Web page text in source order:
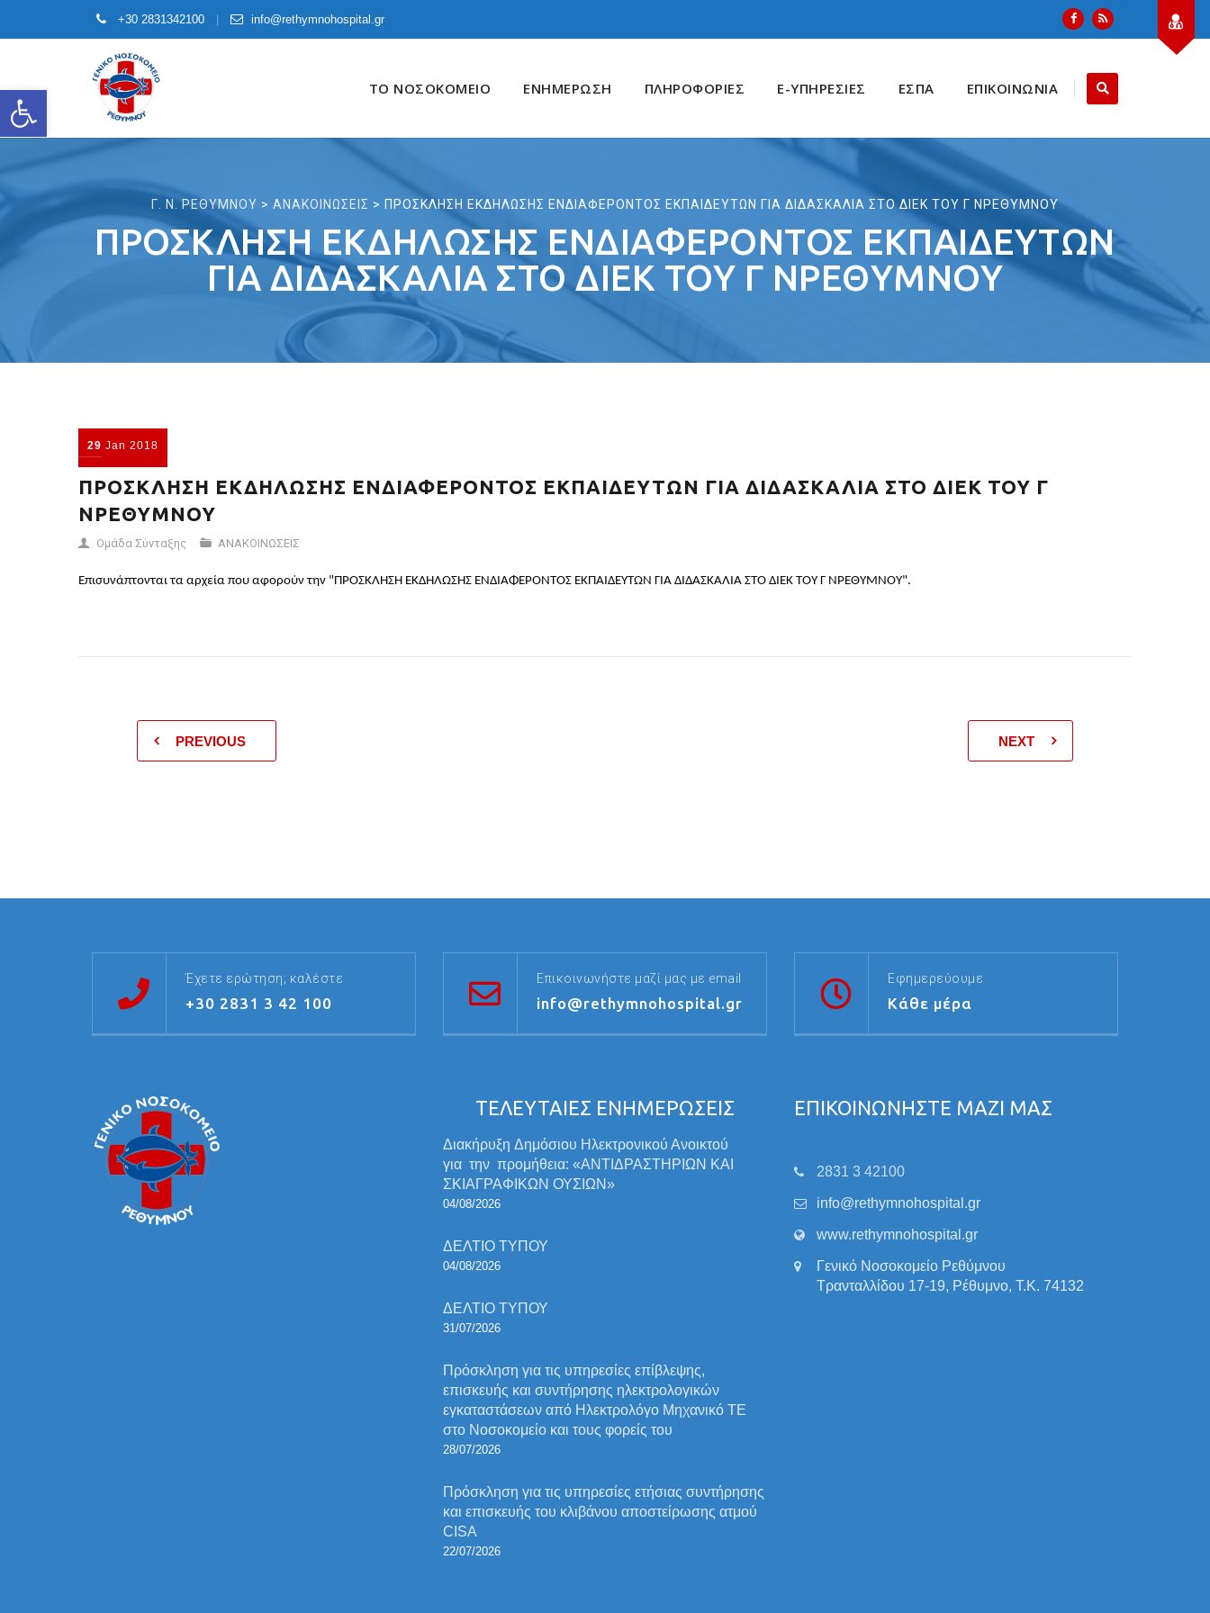
Open toolbar
+30 2831342100 info@rethymnohospital.gr
content
ΤΟ ΝΟΣΟΚΟΜΕΙΟ ΕΝΗΜΕΡΩΣΗ ΠΛΗΡΟΦΟΡΙΕΣ E-ΥΠΗΡΕΣΙΕΣ ΕΣΠΑ ΕΠΙΚΟΙΝΩΝΙΑ
Γ. Ν. ΡΕΘΥΜΝΟΥ > ΑΝΑΚΟΙΝΩΣΕΙΣ > ΠΡΟΣΚΛΗΣΗ ΕΚΔΗΛΩΣΗΣ ΕΝΔΙΑΦΕΡΟΝΤΟΣ ΕΚΠΑΙΔΕΥΤΩΝ ΓΙΑ ΔΙΔΑΣΚΑΛΙΑ ΣΤΟ ΔΙΕΚ ΤΟΥ Γ ΝΡΕΘΥΜΝΟΥ
ΠΡΟΣΚΛΗΣΗ ΕΚΔΗΛΩΣΗΣ ΕΝΔΙΑΦΕΡΟΝΤΟΣ ΕΚΠΑΙΔΕΥΤΩΝ
ΓΙΑ ΔΙΔΑΣΚΑΛΙΑ ΣΤΟ ΔΙΕΚ ΤΟΥ Γ ΝΡΕΘΥΜΝΟΥ
29 Jan 2018
ΠΡΟΣΚΛΗΣΗ ΕΚΔΗΛΩΣΗΣ ΕΝΔΙΑΦΕΡΟΝΤΟΣ ΕΚΠΑΙΔΕΥΤΩΝ ΓΙΑ ΔΙΔΑΣΚΑΛΙΑ ΣΤΟ ΔΙΕΚ ΤΟΥ Γ
ΝΡΕΘΥΜΝΟΥ
Ομάδα Σύνταξης ΑΝΑΚΟΙΝΩΣΕΙΣ
Επισυνάπτονται τα αρχεία που αφορούν την "ΠΡΟΣΚΛΗΣΗ ΕΚΔΗΛΩΣΗΣ ΕΝΔΙΑΦΕΡΟΝΤΟΣ ΕΚΠΑΙΔΕΥΤΩΝ ΓΙΑ ΔΙΔΑΣΚΑΛΙΑ ΣΤΟ ΔΙΕΚ ΤΟΥ Γ ΝΡΕΘΥΜΝΟΥ".
PREVIOUS NEXT
Έχετε ερώτηση; καλέστε
+30 2831 3 42 100
Επικοινωνήστε μαζί μας με email
info@rethymnohospital.gr
Εφημερεύουμε
Κάθε μέρα
ΤΕΛΕΥΤΑΙΕΣ ΕΝΗΜΕΡΩΣΕΙΣ
Διακήρυξη Δημόσιου Ηλεκτρονικού Ανοικτού
για την προμήθεια: «ΑΝΤΙΔΡΑΣΤΗΡΙΩΝ ΚΑΙ
ΣΚΙΑΓΡΑΦΙΚΩΝ ΟΥΣΙΩΝ»
04/08/2026
ΔΕΛΤΙΟ ΤΥΠΟΥ
04/08/2026
ΔΕΛΤΙΟ ΤΥΠΟΥ
31/07/2026
Πρόσκληση για τις υπηρεσίες επίβλεψης,
επισκευής και συντήρησης ηλεκτρολογικών
εγκαταστάσεων από Ηλεκτρολόγο Μηχανικό ΤΕ
στο Νοσοκομείο και τους φορείς του
28/07/2026
Πρόσκληση για τις υπηρεσίες ετήσιας συντήρησης
και επισκευής του κλιβάνου αποστείρωσης ατμού
CISA
22/07/2026
ΕΠΙΚΟΙΝΩΝΗΣΤΕ ΜΑΖΙ ΜΑΣ
2831 3 42100
info@rethymnohospital.gr
www.rethymnohospital.gr
Γενικό Νοσοκομείο Ρεθύμνου
Τρανταλλίδου 17-19, Ρέθυμνο, Τ.Κ. 74132